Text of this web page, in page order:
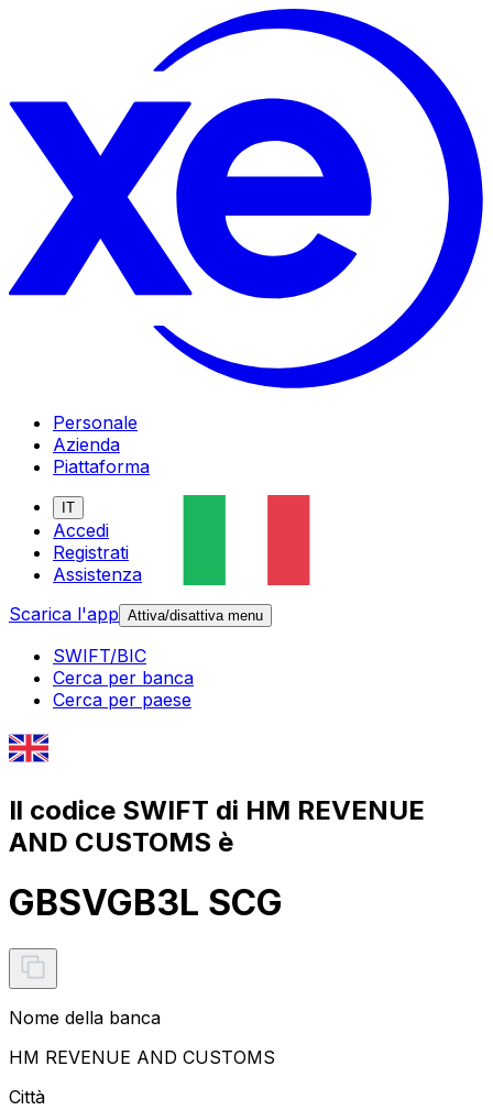
Personale
Azienda
Piattaforma
IT
Accedi
Registrati
Assistenza
Scarica l'app Attiva/disattiva menu
SWIFT/BIC
Cerca per banca
Cerca per paese
Il codice SWIFT di HM REVENUE
AND CUSTOMS è
GBSVGB3L SCG
Nome della banca
HM REVENUE AND CUSTOMS
Città